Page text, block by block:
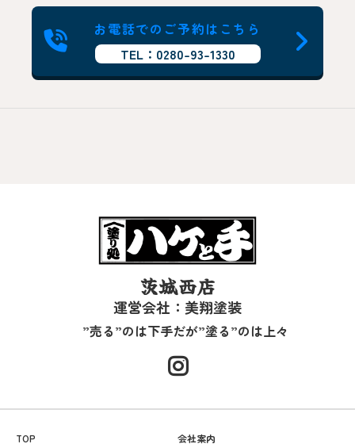
お電話でのご予約はこちら
TEL：0280-93-1330
茨城西店
運営会社：美翔塗装
”売る”のは下手だが”塗る”のは上々
TOP 会社案内